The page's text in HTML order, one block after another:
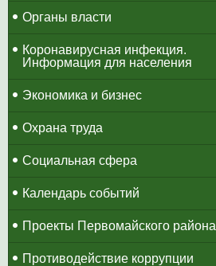
Органы власти
Коронавирусная инфекция.
Информация для населения
Экономика и бизнес
Охрана труда
Социальная сфера
Календарь событий
Проекты Первомайского района
Противодействие коррупции